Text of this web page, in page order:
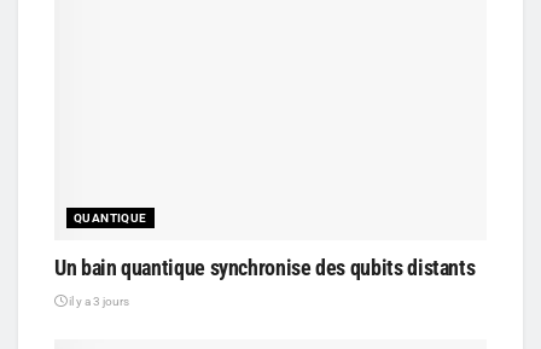
QUANTIQUE
Un bain quantique synchronise des qubits distants
il y a 3 jours